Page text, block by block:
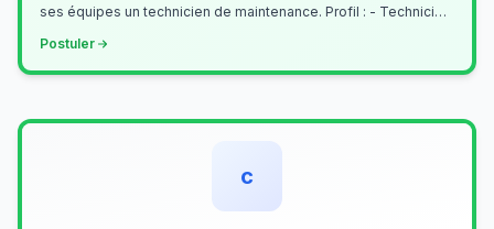
ses équipes un technicien de maintenance. Profil : - Technicien
Postuler
c